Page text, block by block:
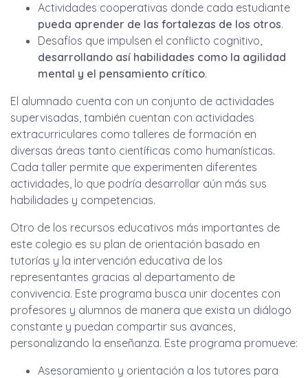
Actividades cooperativas donde cada estudiante
pueda aprender de las fortalezas de los otros.
Desafíos que impulsen el conflicto cognitivo,
desarrollando así habilidades como la agilidad
mental y el pensamiento crítico.
El alumnado cuenta con un conjunto de actividades
supervisadas, también cuentan con actividades
extracurriculares como talleres de formación en
diversas áreas tanto científicas como humanísticas.
Cada taller permite que experimenten diferentes
actividades, lo que podría desarrollar aún más sus
habilidades y competencias.
Otro de los recursos educativos más importantes de
este colegio es su plan de orientación basado en
tutorías y la intervención educativa de los
representantes gracias al departamento de
convivencia. Este programa busca unir docentes con
profesores y alumnos de manera que exista un diálogo
constante y puedan compartir sus avances,
personalizando la enseñanza. Este programa promueve:
Asesoramiento y orientación a los tutores para